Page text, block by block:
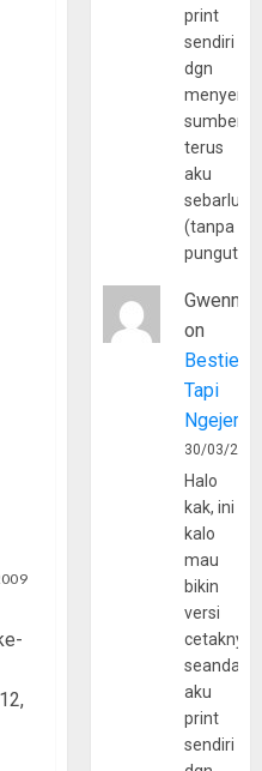
print
sendiri
dgn
sumber
terus
aku
(tanpa
Gwenny
on
Bestie
Tapi
30/03/
Halo
kak, ini
kalo
mau
bikin
versi
cetaknya
aku
print
sendiri